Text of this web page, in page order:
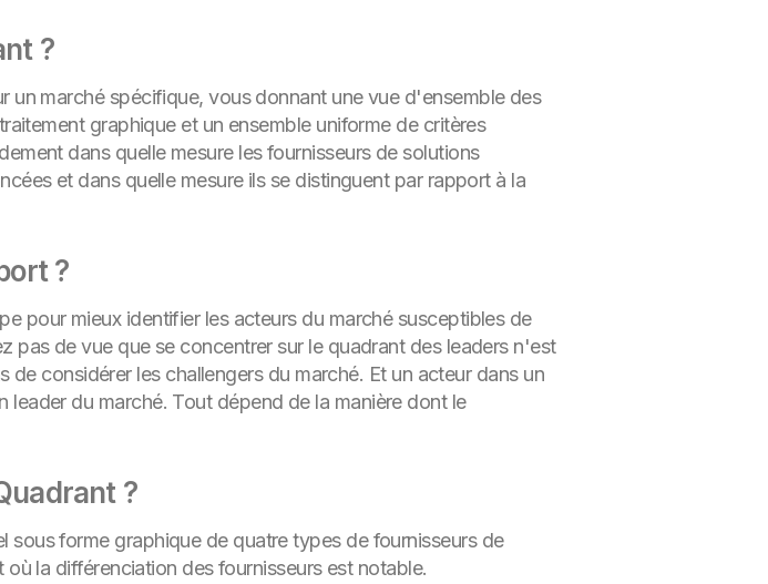
?
un marché spécifique, vous donnant une vue d'ensemble des
graphique et un ensemble uniforme de critères
dans quelle mesure les fournisseurs de solutions
et dans quelle mesure ils se distinguent par rapport à la
?
pour mieux identifier les acteurs du marché susceptibles de
pas de vue que se concentrer sur le quadrant des leaders n'est
considérer les challengers du marché. Et un acteur dans un
du marché. Tout dépend de la manière dont le
?
forme graphique de quatre types de fournisseurs de
la différenciation des fournisseurs est notable.